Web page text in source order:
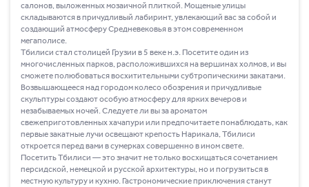
салонов, выложенных мозаичной плиткой. Мощеные улицы
складываются в причудливый лабиринт, увлекающий вас за собой и
создающий атмосферу Средневековья в этом современном
мегаполисе.
Тбилиси стал столицей Грузии в 5 веке н.э. Посетите один из
многочисленных парков, расположившихся на вершинах холмов, и вы
сможете полюбоваться восхитительными субтропическими закатами.
Возвышающееся над городом колесо обозрения и причудливые
скульптуры создают особую атмосферу для ярких вечеров и
незабываемых ночей. Следуете ли вы за ароматом
свежеприготовленных хачапури или предпочитаете понаблюдать, как
первые закатные лучи освещают крепость Нарикала, Тбилиси
откроется перед вами в сумерках совершенно в ином свете.
Посетить Тбилиси ― это значит не только восхищаться сочетанием
персидской, немецкой и русской архитектуры, но и погрузиться в
местную культуру и кухню. Гастрономические приключения станут